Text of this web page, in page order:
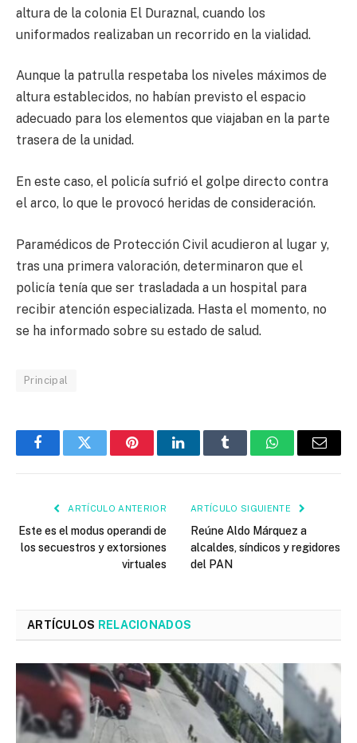
altura de la colonia El Duraznal, cuando los
uniformados realizaban un recorrido en la vialidad.
Aunque la patrulla respetaba los niveles máximos de
altura establecidos, no habían previsto el espacio
adecuado para los elementos que viajaban en la parte
trasera de la unidad.
En este caso, el policía sufrió el golpe directo contra
el arco, lo que le provocó heridas de consideración.
Paramédicos de Protección Civil acudieron al lugar y,
tras una primera valoración, determinaron que el
policía tenía que ser trasladada a un hospital para
recibir atención especializada. Hasta el momento, no
se ha informado sobre su estado de salud.
Principal
FacebookTwitter PinterestLinkedInTumblr WhatsAppEmail
ARTÍCULO ANTERIOR
Este es el modus operandi de
los secuestros y extorsiones
virtuales
ARTÍCULO SIGUIENTE
Reúne Aldo Márquez a
alcaldes, síndicos y regidores
del PAN
ARTÍCULOS RELACIONADOS